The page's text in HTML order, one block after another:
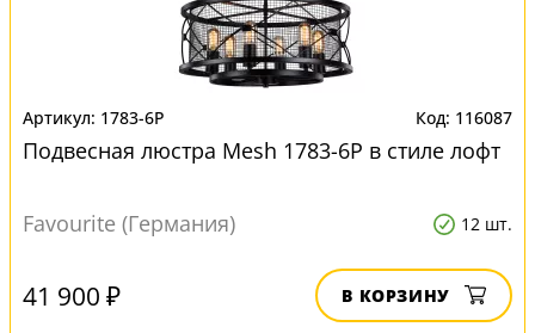
1783-6P 116087
Подвесная люстра Mesh 1783-6P в стиле лофт
Favourite (Германия) 12 шт.
41 900 ₽ В КОРЗИНУ